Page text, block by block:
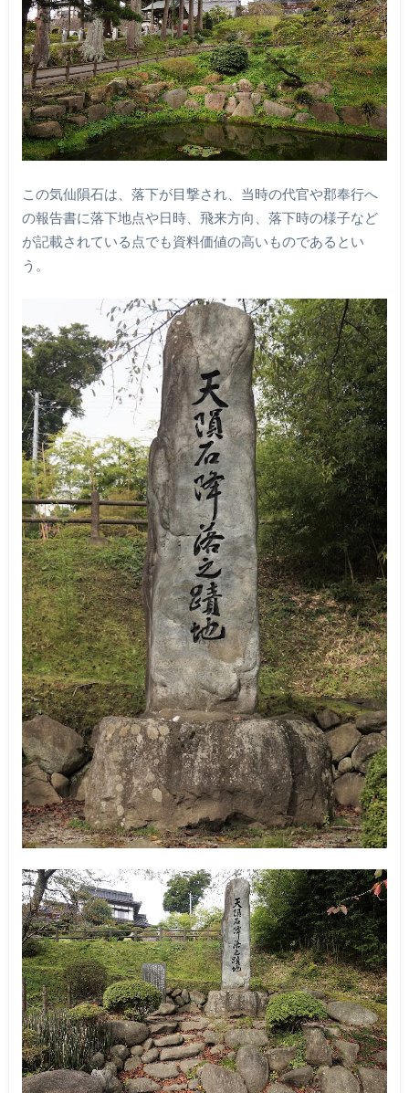
この気仙隕石は、落下が目撃され、当時の代官や郡奉行へ
の報告書に落下地点や日時、飛来方向、落下時の様子など
が記載されている点でも資料価値の高いものであるとい
う。